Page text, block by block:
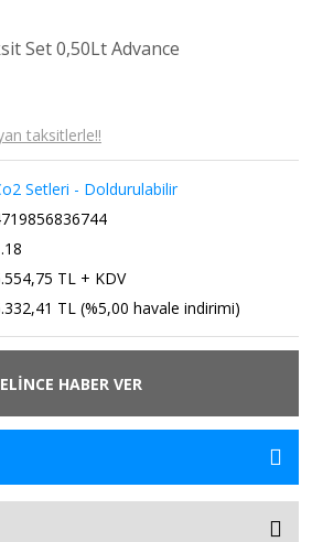
Set 0,50Lt Advance
taksitlerle!!
Setleri - Doldurulabilir
TL + KDV
TL (%5,00 havale indirimi)
HABER VER